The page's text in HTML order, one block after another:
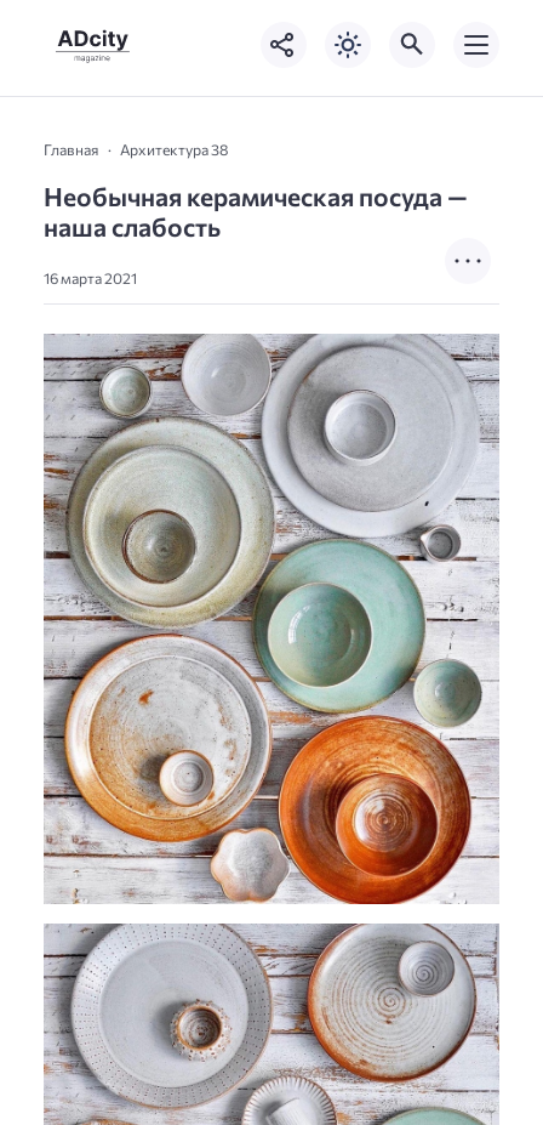
Главная Архитектура 38
Необычная керамическая посуда —
наша слабость
16 марта 2021